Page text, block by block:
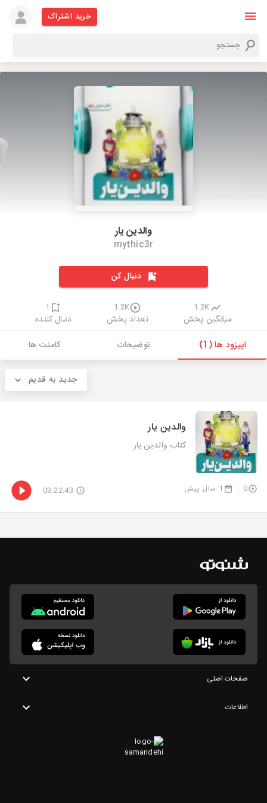
خرید اشتراک
والدین یار
mythic3r
دنبال کن
1.2K
میانگین پخش
1.2K
تعداد پخش
1
دنبال کننده
اپیزود ها (1)
توضیحات کامنت ها
جدید به قدیم
والدین یار
کتاب والدین یار
0 1 سال پیش 03:22:43
صفحات اصلی
اطلاعات